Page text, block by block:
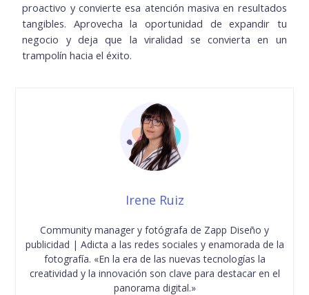
proactivo y convierte esa atención masiva en resultados
tangibles. Aprovecha la oportunidad de expandir tu
negocio y deja que la viralidad se convierta en un
trampolín hacia el éxito.
Irene Ruiz
Community manager y fotógrafa de Zapp Diseño y
publicidad | Adicta a las redes sociales y enamorada de la
fotografía. «En la era de las nuevas tecnologías la
creatividad y la innovación son clave para destacar en el
panorama digital.»